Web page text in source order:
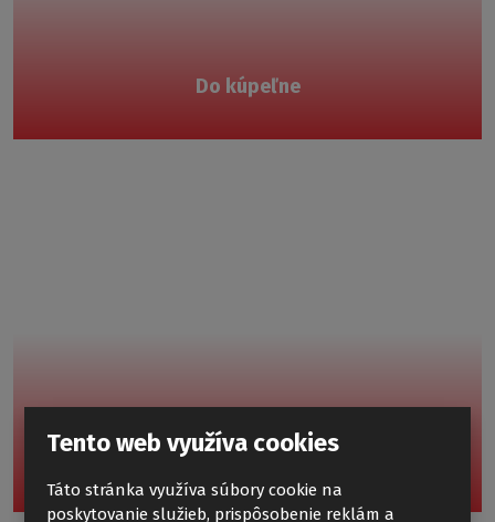
Do kúpeľne
Do kuchyne
Tento web využíva cookies
Táto stránka využíva súbory cookie na
poskytovanie služieb, prispôsobenie reklám a